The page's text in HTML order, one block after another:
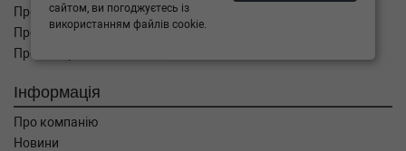
Про оплату
Про доставку
Про повернення
Інформація
Про компанію
Новини
сайтом, ви погоджуєтесь із
використанням файлів cookie.